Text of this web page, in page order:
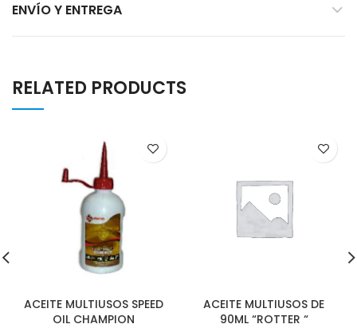
ENVÍO Y ENTREGA
RELATED PRODUCTS
ACEITE MULTIUSOS SPEED
OIL CHAMPION
ACEITE MULTIUSOS DE
90ML “ROTTER “